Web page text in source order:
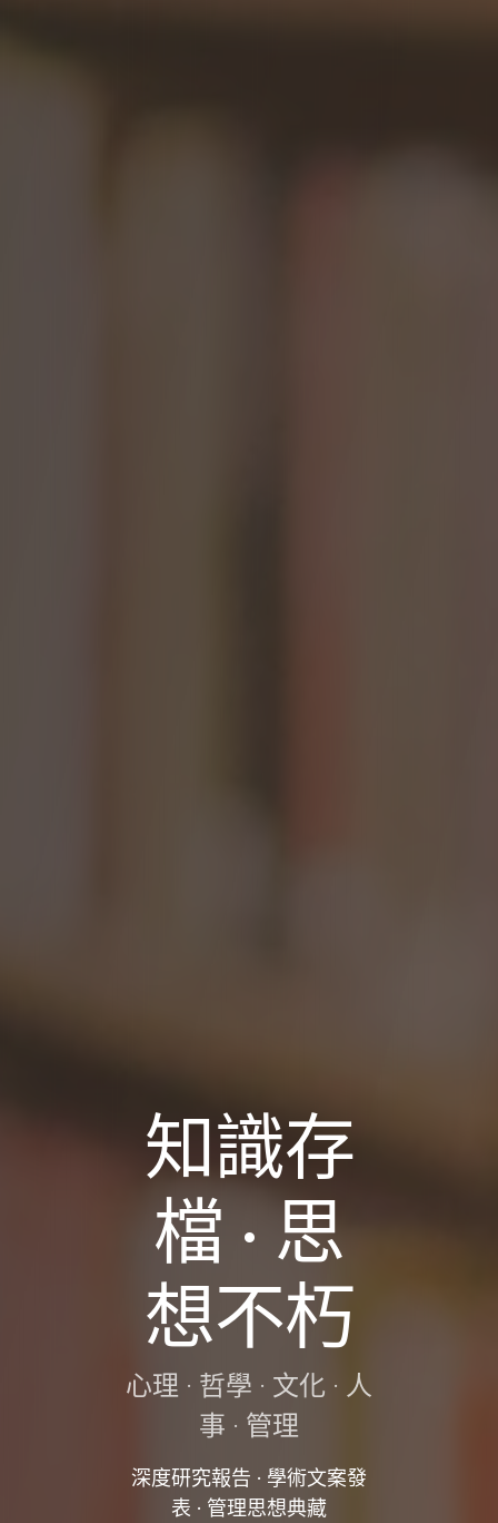
知識存
檔 · 思
想不朽
心理 · 哲學 · 文化 · 人
事 · 管理
深度研究報告 · 學術文案發
表 · 管理思想典藏